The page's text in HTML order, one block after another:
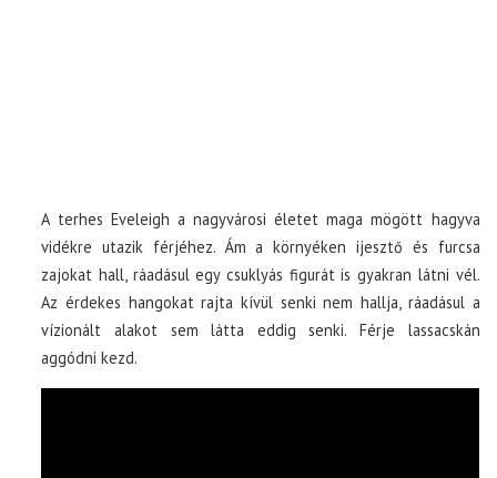
A terhes Eveleigh a nagyvárosi életet maga mögött hagyva
vidékre utazik férjéhez. Ám a környéken ijesztő és furcsa
zajokat hall, ráadásul egy csuklyás figurát is gyakran látni vél.
Az érdekes hangokat rajta kívül senki nem hallja, ráadásul a
vízionált alakot sem látta eddig senki. Férje lassacskán
aggódni kezd.